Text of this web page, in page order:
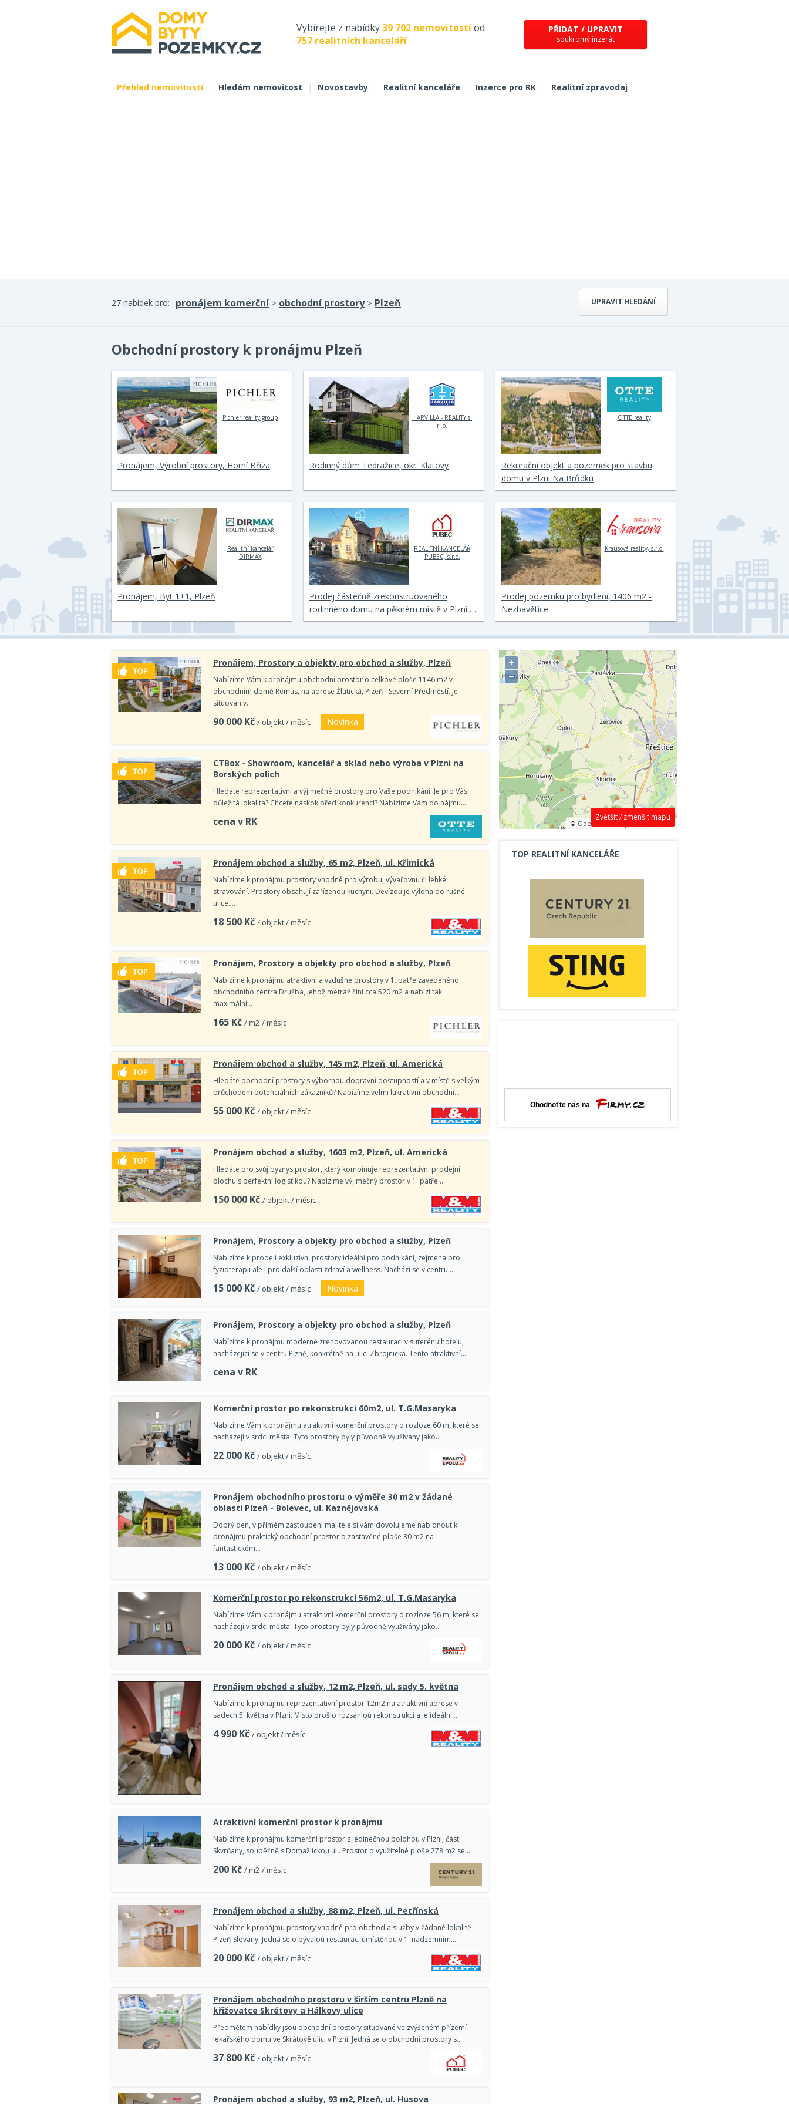
Vybírejte z nabídky39 702 nemovitostíod
757 realitních kanceláří
PŘIDAT / UPRAVIT
soukromý inzerát
Přehled nemovitostí | Hledám nemovitost | Novostavby | Realitní kanceláře | Inzerce pro RK | Realitní zpravodaj
UPRAVIT HLEDÁNÍ
27 nabídek pro: pronájem komerční > obchodní prostory> Plzeň
Obchodní prostory k pronájmu Plzeň
Pichler reality group
Pronájem, Výrobní prostory, Horní Bříza
HARVILLA - REALITY s.
r. o.
Rodinný dům Tedražice, okr. Klatovy
OTTE reality
Rekreační objekt a pozemek pro stavbu
domu v Plzni Na Brůdku
Realitní kancelář
DIRMAX
Pronájem, Byt 1+1, Plzeň
REALITNÍ KANCELÁŘ
PUBEC, s.r.o.
Prodej částečně zrekonstruovaného
rodinného domu na pěkném místě v Plzni …
Krausová reality, s.r.o.
Prodej pozemku pro bydlení, 1406 m2 -
Nezbavětice
Pronájem, Prostory a objekty pro obchod a služby, Plzeň
Nabízíme Vám k pronájmu obchodní prostor o celkové ploše 1146 m2 v
obchodním domě Remus, na adrese Žlutická, Plzeň - Severní Předměstí. Je
situován v…
90 000 Kč / objekt / měsíc Novinka
CTBox - Showroom, kancelář a sklad nebo výroba v Plzni na
Borských polích
Hledáte reprezentativní a výjimečné prostory pro Vaše podnikání. Je pro Vás
důležitá lokalita? Chcete náskok před konkurencí? Nabízíme Vám do nájmu…
cena v RK
Pronájem obchod a služby, 65 m2, Plzeň, ul. Křimická
Nabízíme k pronájmu prostory vhodné pro výrobu, vývařovnu či lehké
stravování. Prostory obsahují zařízenou kuchyni. Devízou je výloha do rušné
ulice.…
18 500 Kč / objekt / měsíc
Pronájem, Prostory a objekty pro obchod a služby, Plzeň
Nabízíme k pronájmu atraktivní a vzdušné prostory v 1. patře zavedeného
obchodního centra Družba, jehož metráž činí cca 520 m2 a nabízí tak
maximální…
165 Kč / m2 / měsíc
Pronájem obchod a služby, 145 m2, Plzeň, ul. Americká
Hledáte obchodní prostory s výbornou dopravní dostupností a v místě s velkým
průchodem potenciálních zákazníků? Nabízíme velmi lukrativní obchodní…
55 000 Kč / objekt / měsíc
Pronájem obchod a služby, 1603 m2, Plzeň, ul. Americká
Hledáte pro svůj byznys prostor, který kombinuje reprezentativní prodejní
plochu s perfektní logistikou? Nabízíme výjimečný prostor v 1. patře…
150 000 Kč / objekt / měsíc
Pronájem, Prostory a objekty pro obchod a služby, Plzeň
Nabízíme k prodeji exkluzivní prostory ideální pro podnikání, zejména pro
fyzioterapii ale i pro další oblasti zdraví a wellness. Nachází se v centru…
15 000 Kč / objekt / měsíc Novinka
Pronájem, Prostory a objekty pro obchod a služby, Plzeň
Nabízíme k pronájmu moderně zrenovovanou restauraci v suterénu hotelu,
nacházející se v centru Plzně, konkrétně na ulici Zbrojnická. Tento atraktivní…
cena v RK
Komerční prostor po rekonstrukci 60m2, ul. T.G.Masaryka
Nabízíme Vám k pronájmu atraktivní komerční prostory o rozloze 60 m, které se
nacházejí v srdci města. Tyto prostory byly původně využívány jako…
22 000 Kč / objekt / měsíc
Pronájem obchodního prostoru o výměře 30 m2 v žádané
oblasti Plzeň - Bolevec, ul. Kaznějovská
Dobrý den, v přímém zastoupení majitele si vám dovolujeme nabídnout k
pronájmu praktický obchodní prostor o zastavěné ploše 30 m2 na
fantastickém…
13 000 Kč / objekt / měsíc
Komerční prostor po rekonstrukci 56m2, ul. T.G.Masaryka
Nabízíme Vám k pronájmu atraktivní komerční prostory o rozloze 56 m, které se
nacházejí v srdci města. Tyto prostory byly původně využívány jako…
20 000 Kč / objekt / měsíc
Pronájem obchod a služby, 12 m2, Plzeň, ul. sady 5. května
Nabízíme k pronájmu reprezentativní prostor 12m2 na atraktivní adrese v
sadech 5. května v Plzni. Místo prošlo rozsáhlou rekonstrukcí a je ideální…
4 990 Kč / objekt / měsíc
Atraktivní komerční prostor k pronájmu
Nabízíme k pronájmu komerční prostor s jedinečnou polohou v Plzni, části
Skvrňany, souběžně s Domažlickou ul.. Prostor o využitelné ploše 278 m2 se…
200 Kč / m2 / měsíc
Pronájem obchod a služby, 88 m2, Plzeň, ul. Petřínská
Nabízíme k pronájmu prostory vhodné pro obchod a služby v žádané lokalitě
Plzeň-Slovany. Jedná se o bývalou restauraci umístěnou v 1. nadzemním…
20 000 Kč / objekt / měsíc
Pronájem obchodního prostoru v širším centru Plzně na
křižovatce Skrétovy a Hálkovy ulice
Předmětem nabídky jsou obchodní prostory situované ve zvýšeném přízemí
lékařského domu ve Skrátově ulici v Plzni. Jedná se o obchodní prostory s…
37 800 Kč / objekt / měsíc
Pronájem obchod a služby, 93 m2, Plzeň, ul. Husova
Zvětšit / zmenšit mapu
+
−
© OpenStreetMap contributors.
TOP REALITNÍ KANCELÁŘE